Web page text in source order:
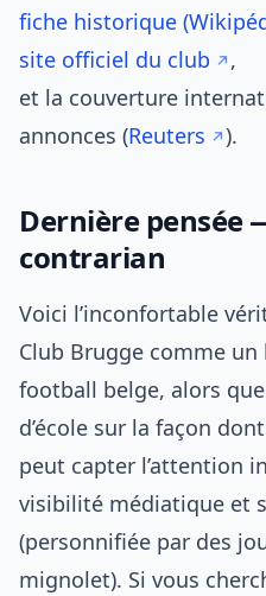
fiche historique
site officiel du club
,
et la couverture
annonces (Reuters ).
Dernière pensée
contrarian
Voici l’inconfortable
Club Brugge comme
football belge, alors
d’école sur la façon
peut capter l’attention
visibilité médiatique et
(personnifiée par des
mignolet). Si vous